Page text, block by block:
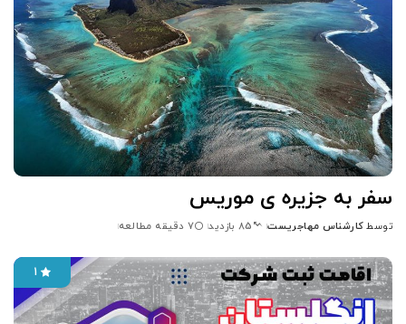
سفر به جزیره ی موریس
توسط کارشناس مهاجریست 85 بازدید 7 دقیقه مطالعه
1